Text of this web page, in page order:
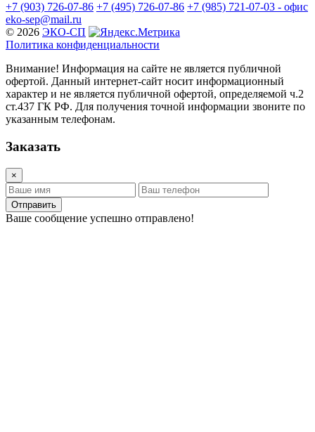
+7 (903) 726-07-86 +7 (495) 726-07-86 +7 (985) 721-07-03 - офис
eko-sep@mail.ru
© 2026 ЭКО-СП
Политика конфиденциальности
Внимание! Информация на сайте не является публичной
офертой. Данный интернет-сайт носит информационный
характер и не является публичной офертой, определяемой ч.2
ст.437 ГК РФ. Для получения точной информации звоните по
указанным телефонам.
Заказать
×
Отправить
Ваше сообщение успешно отправлено!